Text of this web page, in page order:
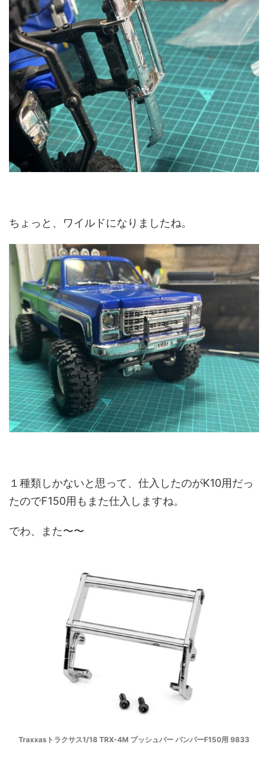
ちょっと、ワイルドになりましたね。
１種類しかないと思って、仕入したのがK10用だっ
たのでF150用もまた仕入しますね。
でわ、また〜〜
Traxxasトラクサス1/18 TRX-4M プッシュバー バンパーF150用 9833